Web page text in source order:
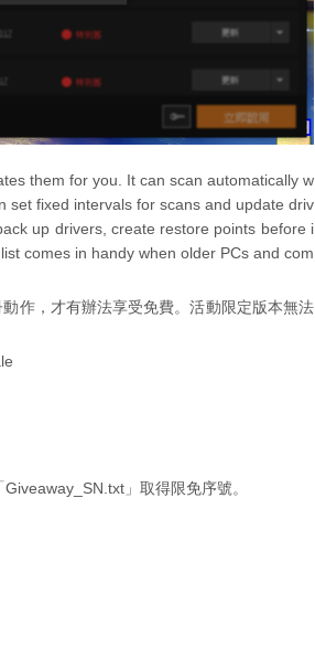
them for you. It can scan automatically w
set fixed intervals for scans and update driv
up drivers, create restore points before i
comes in handy when older PCs and com
作，才有辦法享受免費。活動限定版本無法
」取得限免序號。